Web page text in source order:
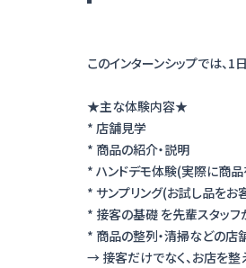
このインターンシップでは、1
★主な体験内容★
* 店舗見学
* 商品の紹介・説明
* ハンドデモ体験(実際に商
* サンプリング(お試し品をお
* 接客の基礎 を先輩スタッフ
* 商品の整列・清掃などの店
→ 接客だけでなく、お店を整